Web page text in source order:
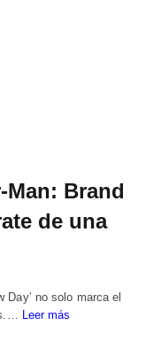
Man: Brand
de una
Day’ no solo marca el
Leer más